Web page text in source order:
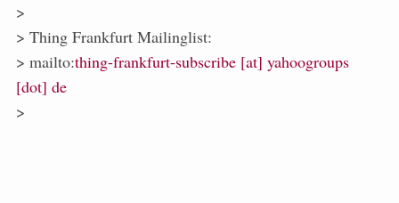
>
> Thing Frankfurt Mailinglist:
> mailto:thing-frankfurt-subscribe [at] yahoogroups
[dot] de
>